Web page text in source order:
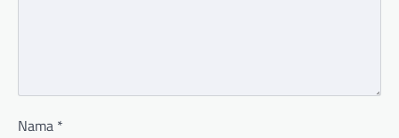
Nama *